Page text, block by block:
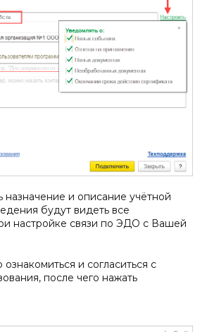
назначение и описание учётной
будут видеть все
настройке связи по ЭДО с Вашей
и согласиться с
после чего нажать